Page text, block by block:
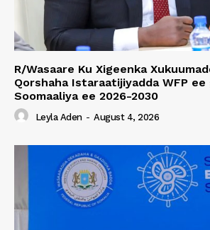
R/Wasaare Ku Xigeenka
Qorshaha Istaraatijiyadda WFP ee
Soomaaliya ee 2026-2030
Leyla Aden - August 4, 2026